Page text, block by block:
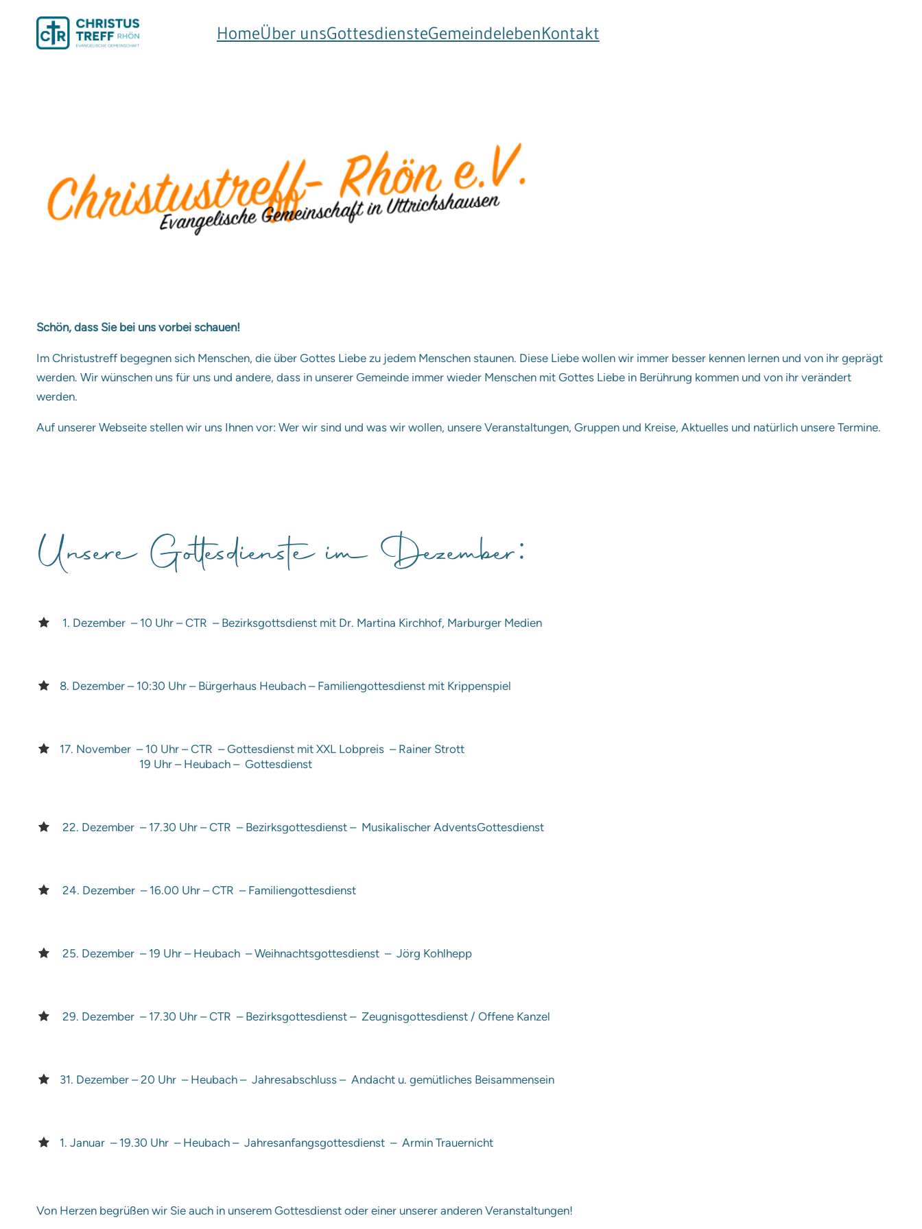
HomeÜber unsGottesdiensteGemeindelebenKontakt
Schön, dass Sie bei uns vorbei schauen!
Im Christustreff begegnen sich Menschen, die über Gottes Liebe zu jedem Menschen staunen. Diese Liebe wollen wir immer besser kennen lernen und von ihr geprägt
werden. Wir wünschen uns für uns und andere, dass in unserer Gemeinde immer wieder Menschen mit Gottes Liebe in Berührung kommen und von ihr verändert
werden.
Auf unserer Webseite stellen wir uns Ihnen vor: Wer wir sind und was wir wollen, unsere Veranstaltungen, Gruppen und Kreise, Aktuelles und natürlich unsere Termine.
Unsere Gottesdienste im Dezember:
1. Dezember – 10 Uhr – CTR – Bezirksgottsdienst mit Dr. Martina Kirchhof, Marburger Medien
8. Dezember – 10:30 Uhr – Bürgerhaus Heubach – Familiengottesdienst mit Krippenspiel
17. November – 10 Uhr – CTR – Gottesdienst mit XXL Lobpreis – Rainer Strott
19 Uhr – Heubach – Gottesdienst
22. Dezember – 17.30 Uhr – CTR – Bezirksgottesdienst – Musikalischer AdventsGottesdienst
24. Dezember – 16.00 Uhr – CTR – Familiengottesdienst
25. Dezember – 19 Uhr – Heubach – Weihnachtsgottesdienst – Jörg Kohlhepp
29. Dezember – 17.30 Uhr – CTR – Bezirksgottesdienst – Zeugnisgottesdienst / Offene Kanzel
31. Dezember – 20 Uhr – Heubach – Jahresabschluss – Andacht u. gemütliches Beisammensein
1. Januar – 19.30 Uhr – Heubach – Jahresanfangsgottesdienst – Armin Trauernicht
Von Herzen begrüßen wir Sie auch in unserem Gottesdienst oder einer unserer anderen Veranstaltungen!